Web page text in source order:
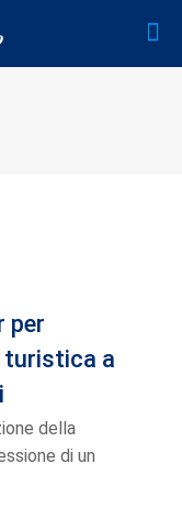
per
turistica a
della
di un